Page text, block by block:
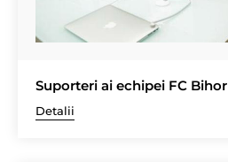
Suporteri ai echipei FC Bihor
Detalii